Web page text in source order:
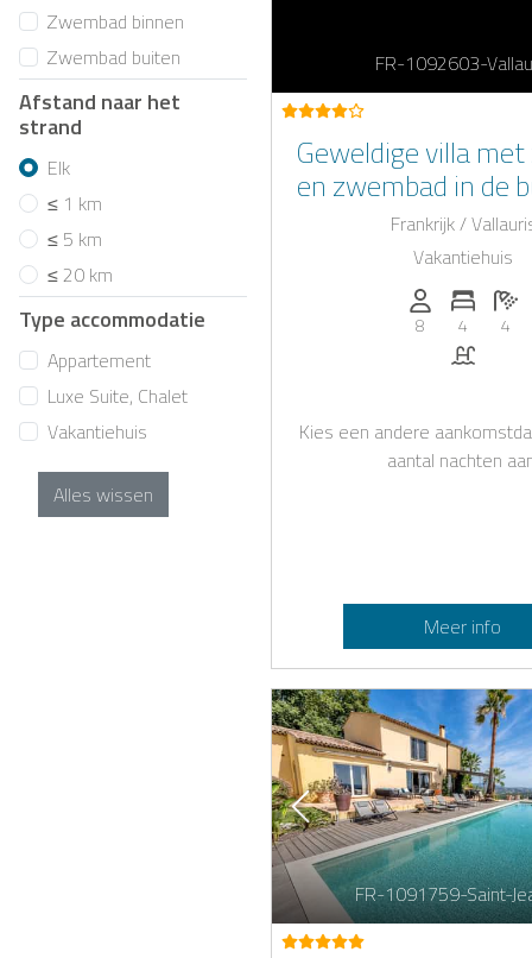
Zwembad binnen
Zwembad buiten
Afstand naar het
strand
Elk
≤ 1 km
≤ 5 km
≤ 20 km
Type accommodatie
Appartement
Luxe Suite, Chalet
Vakantiehuis
Alles wissen
FR-1092603-
Geweldige villa
en zwembad in de
Cannes. De ultieme
de Côte d'Azur!
Frankrijk /
Vakantiehuis
Personen
8
Aantal
4
4
Kies een andere
aantal nachten
Meer info
FR-1091759-Saint-